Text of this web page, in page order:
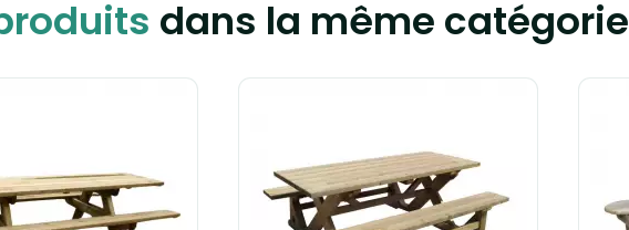
dans la même catégorie